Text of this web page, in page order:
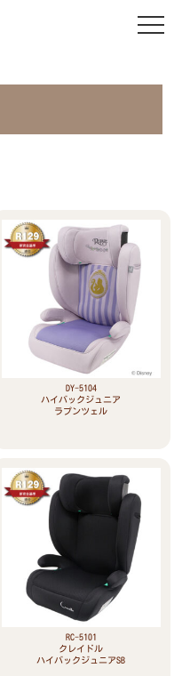
DY-5104
ハイバックジュニア
ラプンツェル
RC-5101
クレイドル
ハイバックジュニアSB